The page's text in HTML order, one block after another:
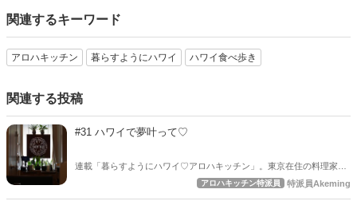
関連するキーワード
アロハキッチン 暮らすようにハワイ ハワイ食べ歩き
関連する投稿
#31 ハワイで夢叶って♡
連載「暮らすようにハワイ♡アロハキッチン」。東京在住の料理家
Akemingが、ハワイで自炊する様子を綴っています。短期滞在であっ
アロハキッチン特派員 特派員Akeming